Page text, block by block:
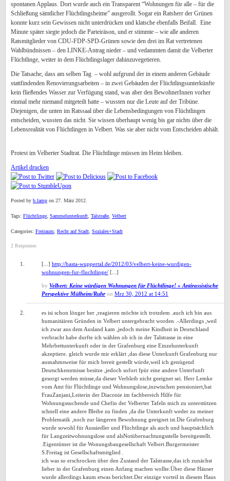
spontanen Applaus. Dort wurde auch ein Transparent “Wohnungen für alle – für die
Schließung sämtlicher Flüchtlingsheime” ausgerollt. Sogar ein Ratsherr der Grünen
konnte kurz sein Gewissen nicht unterdrücken und klatsche ebenfalls Beifall. Eine
Minute später siegte jedoch die Parteiräson, und er stimmte – wie alle anderen
Ratsmitglieder von CDU-FDP-SPD-Grünen sowie den drei im Rat vertretenen
Wahlbündnissen – den LINKE-Antrag nieder – und vedammten damit die Velberter
Flüchtlinge, weiter in dem Flüchtlingslager dahinzuvegetieren.
Die Tatsache, dass am selben Tag – wohl aufgrund der in einem anderen Gebäude
stattfindenden Renovierungsarbeiten – in zwei Gebäuden der Flüchtlingsunterkünfte
kein fließendes Wasser zur Verfügung stand, was aber den BewohnerInnen vorher
einmal mehr niemand mitgeteilt hatte – wussten nur die Leute auf der Tribüne.
Diejenigen, die unten im Ratssaal über die Lebensbedingungen von Flüchtlingen
entscheiden, wussten das nicht. Sie wissen überhaupt wenig bis gar nichts über die
Lebensrealität von Flüchtlingen in Velbert. Was sie aber nicht vom Entscheiden abhält.
Protest im Velberter Stadtrat. Die Flüchtlinge müssen im Heim bleiben.
Artikel drucken
Posted by b.lamp on 27. März 2012.
Tags: Flüchtlinge Sammelunterkunft Talstraße Velbert
Categories: Freiraum Recht auf Stadt Soziales+Stadt
2 Responses
[...] http://basta-wuppertal.de/2012/03/velbert-keine-wurdigen-
wohnungen-fur-fluchtlinge/ [...]
by Velbert: Keine würdigen Wohnungen für Flüchtlinge! « Antirassistische
Perspektive Mülheim/Ruhron Mrz 30, 2012 at 14:51
es isi schon lönger her ,reagieren möchte ich trotzdem .auch ich bin aus
humanitäiren Gründen in Velbert untergebracht worden .-Allerdings ,weil
ich zwar aus dem Ausland kam ,jedoch meine Kindheit in Deutschland
verbracht habe durfte ich wählen ob ich in der Talstrasse in eine
Mehrbettunterkunft oder in der Grafenburg eine Einzelunterkunft
akzeptiere. gleich wurde mir erklärt ,das diese Unterkunft Grafenburg nur
ausnahmsweise für mich bereit gestellt würde,weil ich genügend
Deutschkenntnisse besitze ,jedoch sofort fpür eine andere Unterfunft
gesorgt werden müsse,da dieser Verbleib nicht geeignet sei. Herr Lemke
vom Amt für Flüchtlinge und Wohnungslose,inzwischen pensioniert,bat
FrauZanjani,Leiterin der Diaconie im fachbereich Hilfe für
Wohnungssuchende und Chefin der Velberter Tafeln mich zu unterstützen
schnell eine andere Bleibe zu finden ,da die Unterkunft weder zu meiner
Problematik ,noch zur längeren Bewohnung geeignet ist.Die Grafenburg
wurde sowohl für Aussiedler und Flüchtlinge als auch und hauptsächlich
für Langzeitwohnungslose und alsNotübernachtungsstelle bereitgestellt.
.Eigentümer ist die Wonungsbaugesellschaft Velbert.Burgermeister
S.Freitag ist Gesellschaftsmitglied .
ich was so erschrocken über den Zustand der Talstrasse,das ich zunächst
lieber in der Grafenburg einen Anfang machen wollte.Über diese Häuser
wurde allerdings kaum etwas berichtet.Der einzige vorteil in diesem Haus